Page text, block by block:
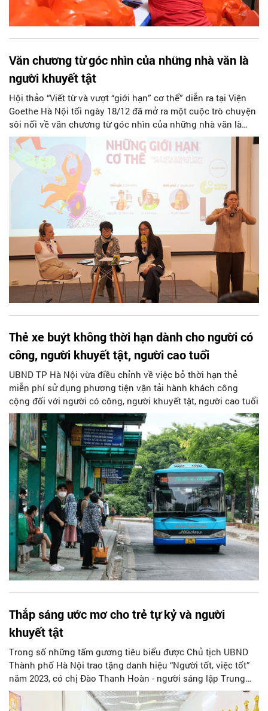
Văn chương từ góc nhìn của những nhà văn là
người khuyết tật
Hội thảo “Viết từ và vượt “giới hạn” cơ thể” diễn ra tại Viện
Goethe Hà Nội tối ngày 18/12 đã mở ra một cuộc trò chuyện
sôi nổi về văn chương từ góc nhìn của những nhà văn là
người khuyết tật.
Thẻ xe buýt không thời hạn dành cho người có
công, người khuyết tật, người cao tuổi
UBND TP Hà Nội vừa điều chỉnh về việc bỏ thời hạn thẻ
miễn phí sử dụng phương tiện vận tải hành khách công
cộng đối với người có công, người khuyết tật, người cao tuổi
Thắp sáng ước mơ cho trẻ tự kỷ và người
khuyết tật
Trong số những tấm gương tiêu biểu được Chủ tịch UBND
Thành phố Hà Nội trao tặng danh hiệu “Người tốt, việc tốt”
năm 2023, có chị Đào Thanh Hoàn - người sáng lập Trung
tâm Nghiên cứu và Ứng dụng Tâm lý - Giáo dục Ngọc Ân.
Bằng tình yêu thương và trách nhiệm với cộng đồng, chị đã